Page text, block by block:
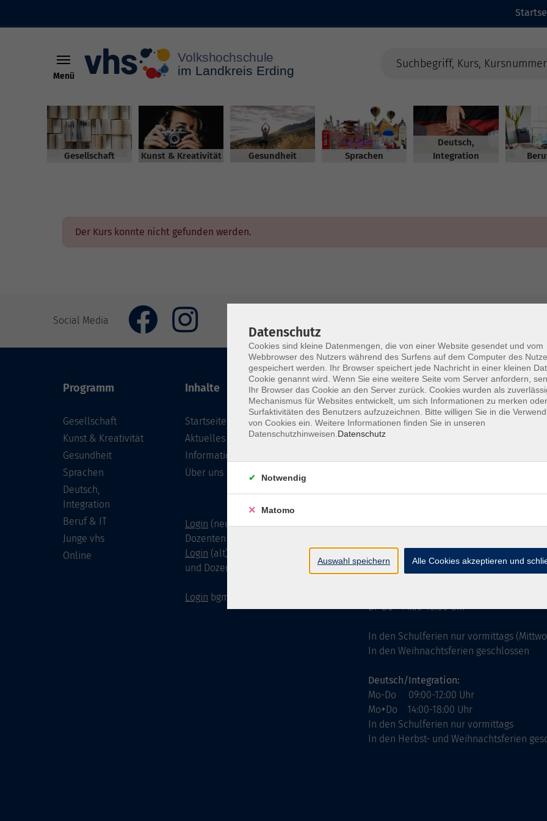
Menü
Gesellschaft Kunst & Kreativität Gesundheit Sprachen
Deutsch,
Integration
Der Kurs konnte nicht gefunden werden.
Social Media
Programm
Gesellschaft
Kunst & Kreativität
Gesundheit
Sprachen
Deutsch,
Integration
Beruf & IT
Junge vhs
Online
Inhalte
Startseite
Aktuelles
Informationen
Über uns
Login (neu) für Dozentinnen und
Dozenten
Login (alt) für Dozentinnen
und Dozenten
Login bgm-cloud
Volkshochschule im Lkr. Erding
Zweckverband Volkshochschule im Lkr.
Lethnerstr. 13
85435 ErdingGoogleMaps®
Servicezeiten
allgemein:
Di+Do 14:00-18:00 Uhr
In den Schulferien nur vormittags
In den Weihnachtsferien geschlossen
Deutsch/Integration:
Mo-Do 09:00-12:00 Uhr
Mo+Do 14:00-18:00 Uhr
In den Schulferien nur vormittags
In den Herbst- und Weihnachtsferien
Datenschutz
Cookies sind kleine Datenmengen, die von einer Website gesendet und vom
Webbrowser des Nutzers während des Surfens auf dem Computer des
gespeichert werden. Ihr Browser speichert jede Nachricht in einer kleinen
Cookie genannt wird. Wenn Sie eine weitere Seite vom Server anfordern,
Ihr Browser das Cookie an den Server zurück. Cookies wurden als
Mechanismus für Websites entwickelt, um sich Informationen zu merken
Surfaktivitäten des Benutzers aufzuzeichnen. Bitte willigen Sie in die
von Cookies ein. Weitere Informationen finden Sie in unseren
Datenschutzhinweisen. Datenschutz
Notwendig
Matomo
Auswahl speichern Alle Cookies akzeptieren und